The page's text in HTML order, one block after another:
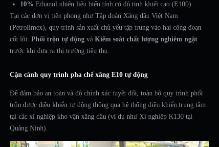
10% Ethanol nhiên liệu biến tính có độ tinh khiết cao (E100).
Tại các đơn vị tiên phong như Tập đoàn Xăng dầu Việt Nam
(Petrolimex), quy trình sản xuất chủ yếu tập trung vào hai công đoạn
cốt lõi: Phối trộn tự động và Kiểm soát chất lượng nghiêm ngặt
trước khi đưa ra thị trường tiêu thụ.
Cận cảnh quy trình pha chế xăng E10 tự động
Để đảm bảo an toàn và độ chính xác tuyệt đối, toàn bộ quy trình phối
trộn được điều khiển tự động thông qua hệ thống điều khiển trung tâm
tại các xí nghiệp kho vận xăng dầu (ví dụ như Xí nghiệp K130 tại
Quảng Ninh).